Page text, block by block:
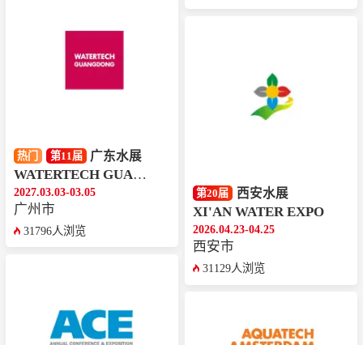
热门 第11届 广东水展
WATERTECH GUANGDONG
2027.03.03-03.05
广州市
31796人浏览
第20届 西安水展
XI'AN WATER EXPO
2026.04.23-04.25
西安市
31129人浏览